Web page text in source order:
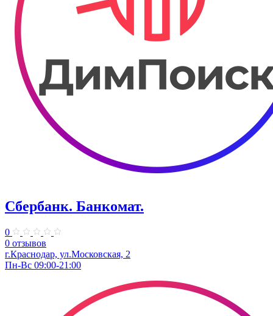
Сбербанк. Банкомат.
0
0 отзывов
г.Краснодар, ул.​Московская, 2
Пн-Вс 09:00-21:00